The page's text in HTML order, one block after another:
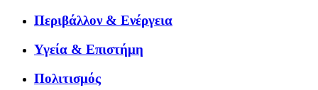
Περιβάλλον & Ενέργεια
Υγεία & Επιστήμη
Πολιτισμός